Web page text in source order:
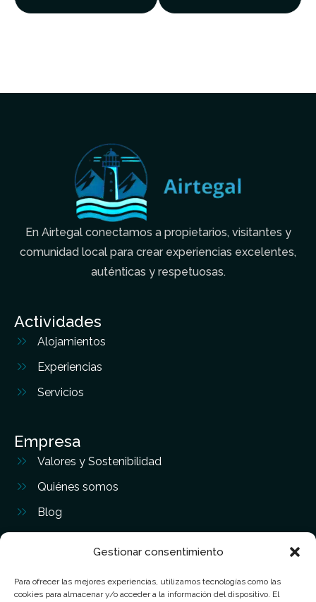
Gestionar consentimiento
Para ofrecer las mejores experiencias, utilizamos tecnologías como las
cookies para almacenar y/o acceder a la información del dispositivo. El
En Airtegal conectamos a propietarios, visitantes y
comunidad local para crear experiencias excelentes,
auténticas y respetuosas.
Actividades
Alojamientos
Experiencias
Servicios
Empresa
Valores y Sostenibilidad
Quiénes somos
Blog
Contacto